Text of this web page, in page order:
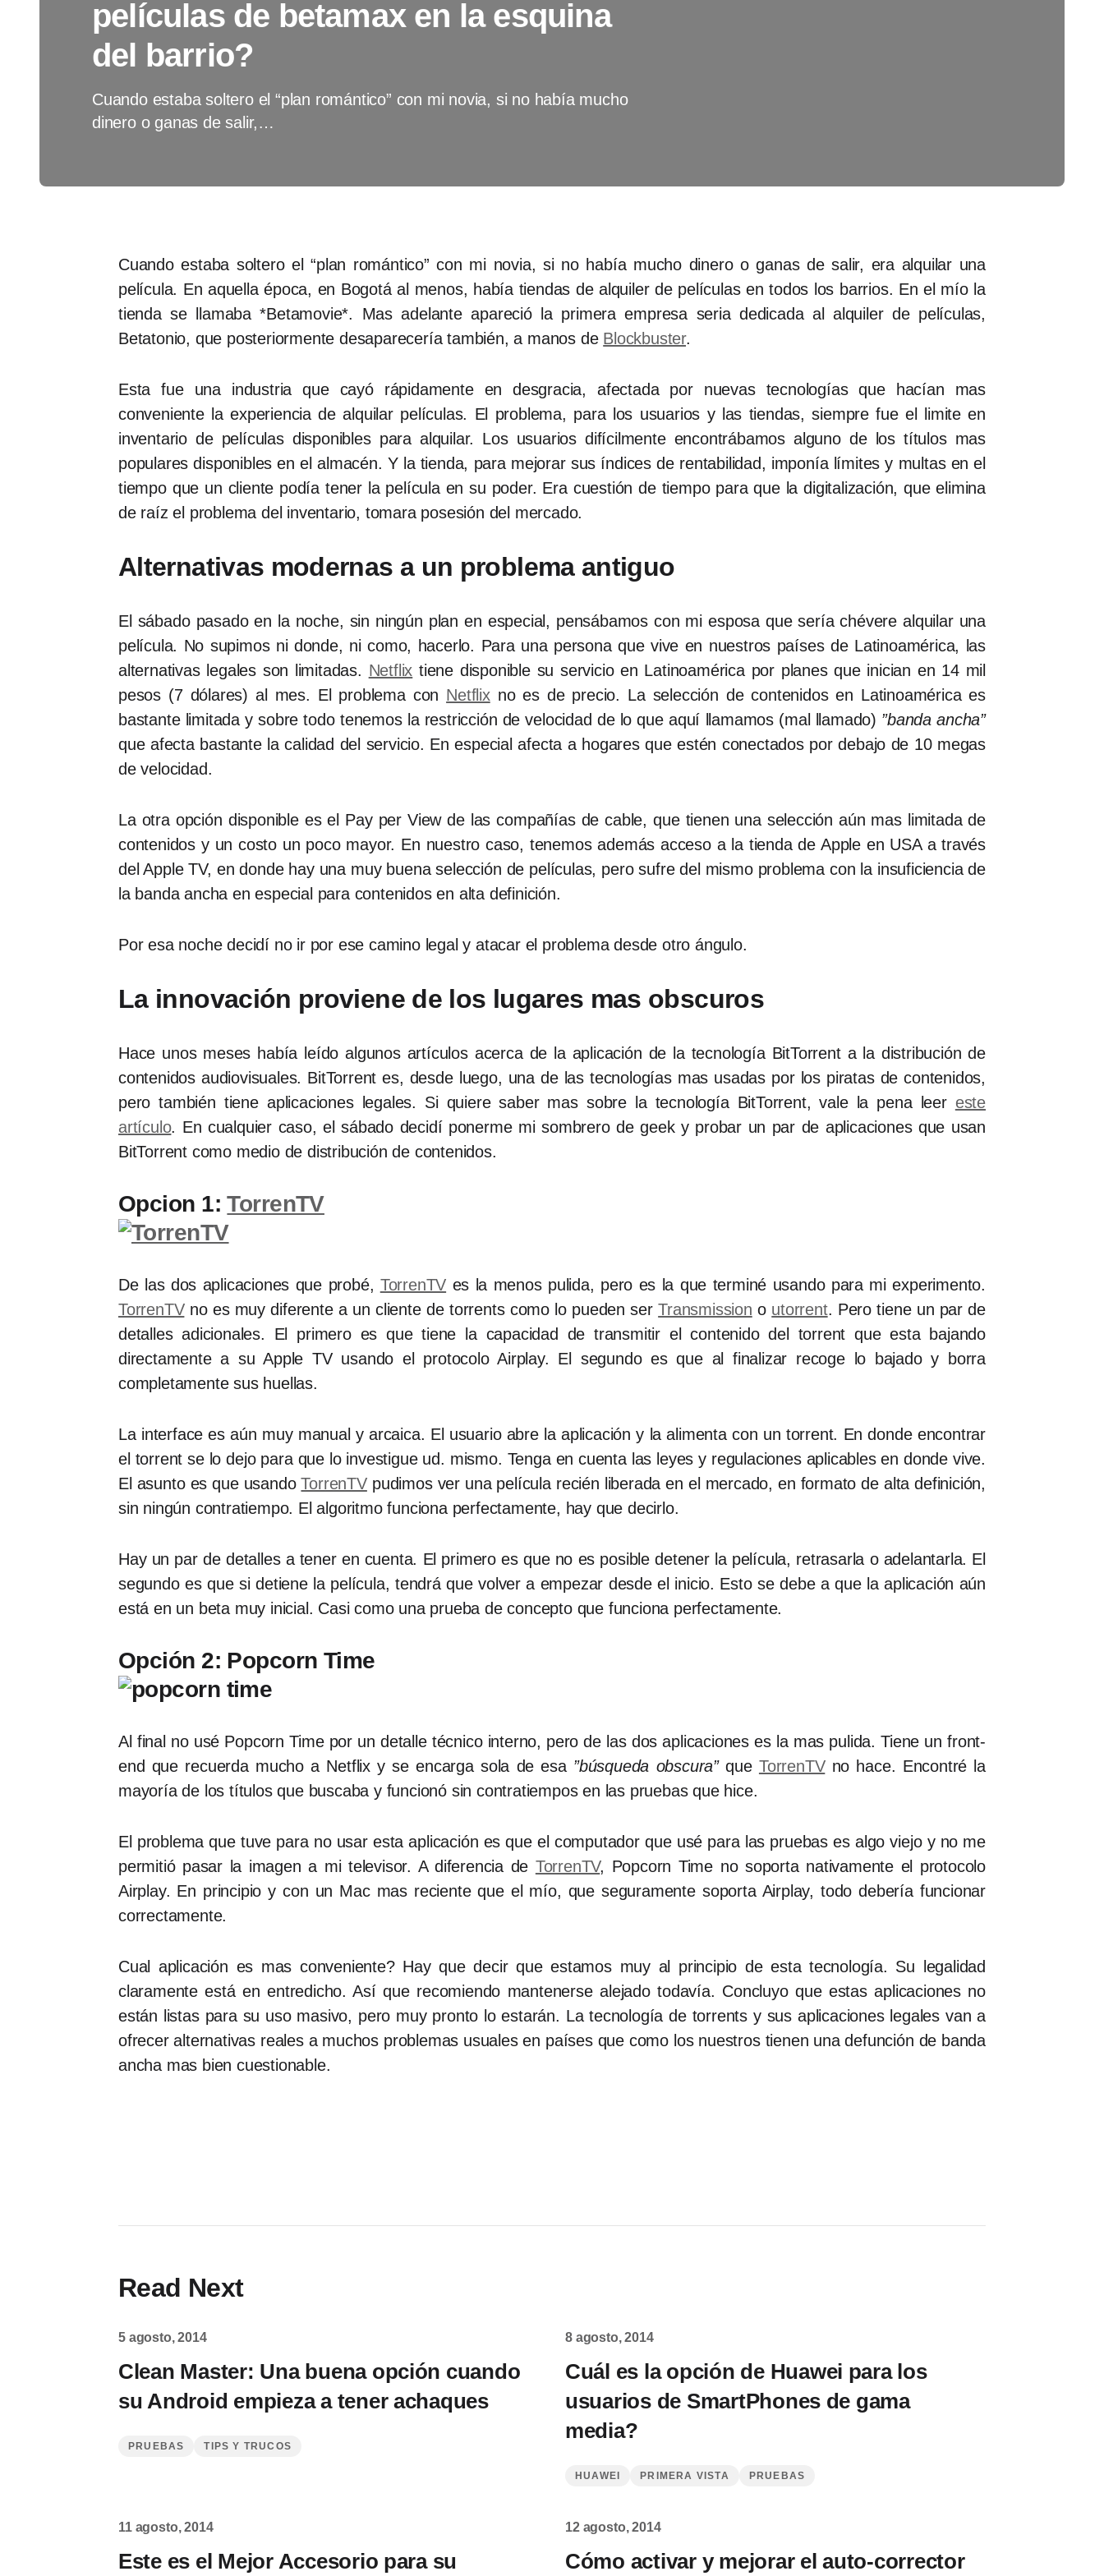
películas de betamax en la esquina
del barrio?
Cuando estaba soltero el “plan romántico” con mi novia, si no había mucho
dinero o ganas de salir,…
Cuando estaba soltero el “plan romántico” con mi novia, si no había mucho dinero o ganas de salir, era alquilar una
película. En aquella época, en Bogotá al menos, había tiendas de alquiler de películas en todos los barrios. En el mío la
tienda se llamaba *Betamovie*. Mas adelante apareció la primera empresa seria dedicada al alquiler de películas,
Betatonio, que posteriormente desaparecería también, a manos de Blockbuster.
Esta fue una industria que cayó rápidamente en desgracia, afectada por nuevas tecnologías que hacían mas
conveniente la experiencia de alquilar películas. El problema, para los usuarios y las tiendas, siempre fue el limite en
inventario de películas disponibles para alquilar. Los usuarios difícilmente encontrábamos alguno de los títulos mas
populares disponibles en el almacén. Y la tienda, para mejorar sus índices de rentabilidad, imponía límites y multas en el
tiempo que un cliente podía tener la película en su poder. Era cuestión de tiempo para que la digitalización, que elimina
de raíz el problema del inventario, tomara posesión del mercado.
Alternativas modernas a un problema antiguo
El sábado pasado en la noche, sin ningún plan en especial, pensábamos con mi esposa que sería chévere alquilar una
película. No supimos ni donde, ni como, hacerlo. Para una persona que vive en nuestros países de Latinoamérica, las
alternativas legales son limitadas. Netflix tiene disponible su servicio en Latinoamérica por planes que inician en 14 mil
pesos (7 dólares) al mes. El problema con Netflixno es de precio. La selección de contenidos en Latinoamérica es
bastante limitada y sobre todo tenemos la restricción de velocidad de lo que aquí llamamos (mal llamado) ”banda ancha”
que afecta bastante la calidad del servicio. En especial afecta a hogares que estén conectados por debajo de 10 megas
de velocidad.
La otra opción disponible es el Pay per View de las compañías de cable, que tienen una selección aún mas limitada de
contenidos y un costo un poco mayor. En nuestro caso, tenemos además acceso a la tienda de Apple en USA a través
del Apple TV, en donde hay una muy buena selección de películas, pero sufre del mismo problema con la insuficiencia de
la banda ancha en especial para contenidos en alta definición.
Por esa noche decidí no ir por ese camino legal y atacar el problema desde otro ángulo.
La innovación proviene de los lugares mas obscuros
Hace unos meses había leído algunos artículos acerca de la aplicación de la tecnología BitTorrent a la distribución de
contenidos audiovisuales. BitTorrent es, desde luego, una de las tecnologías mas usadas por los piratas de contenidos,
pero también tiene aplicaciones legales. Si quiere saber mas sobre la tecnología BitTorrent, vale la pena leer este
artículo. En cualquier caso, el sábado decidí ponerme mi sombrero de geek y probar un par de aplicaciones que usan
BitTorrent como medio de distribución de contenidos.
Opcion 1:TorrenTV
De las dos aplicaciones que probé, TorrenTV es la menos pulida, pero es la que terminé usando para mi experimento.
TorrenTVno es muy diferente a un cliente de torrents como lo pueden serTransmission o utorrent. Pero tiene un par de
detalles adicionales. El primero es que tiene la capacidad de transmitir el contenido del torrent que esta bajando
directamente a su Apple TV usando el protocolo Airplay. El segundo es que al finalizar recoge lo bajado y borra
completamente sus huellas.
La interface es aún muy manual y arcaica. El usuario abre la aplicación y la alimenta con un torrent. En donde encontrar
el torrent se lo dejo para que lo investigue ud. mismo. Tenga en cuenta las leyes y regulaciones aplicables en donde vive.
El asunto es que usandoTorrenTVpudimos ver una película recién liberada en el mercado, en formato de alta definición,
sin ningún contratiempo. El algoritmo funciona perfectamente, hay que decirlo.
Hay un par de detalles a tener en cuenta. El primero es que no es posible detener la película, retrasarla o adelantarla. El
segundo es que si detiene la película, tendrá que volver a empezar desde el inicio. Esto se debe a que la aplicación aún
está en un beta muy inicial. Casi como una prueba de concepto que funciona perfectamente.
Opción 2: Popcorn Time
Al final no usé Popcorn Time por un detalle técnico interno, pero de las dos aplicaciones es la mas pulida. Tiene un front-
end que recuerda mucho a Netflix y se encarga sola de esa ”búsqueda obscura”que TorrenTVno hace. Encontré la
mayoría de los títulos que buscaba y funcionó sin contratiempos en las pruebas que hice.
El problema que tuve para no usar esta aplicación es que el computador que usé para las pruebas es algo viejo y no me
permitió pasar la imagen a mi televisor. A diferencia de TorrenTV, Popcorn Time no soporta nativamente el protocolo
Airplay. En principio y con un Mac mas reciente que el mío, que seguramente soporta Airplay, todo debería funcionar
correctamente.
Cual aplicación es mas conveniente? Hay que decir que estamos muy al principio de esta tecnología. Su legalidad
claramente está en entredicho. Así que recomiendo mantenerse alejado todavía. Concluyo que estas aplicaciones no
están listas para su uso masivo, pero muy pronto lo estarán. La tecnología de torrents y sus aplicaciones legales van a
ofrecer alternativas reales a muchos problemas usuales en países que como los nuestros tienen una defunción de banda
ancha mas bien cuestionable.
Read Next
5 agosto, 2014
Clean Master: Una buena opción cuando
su Android empieza a tener achaques
PRUEBAS TIPS Y TRUCOS
8 agosto, 2014
Cuál es la opción de Huawei para los
usuarios de SmartPhones de gama
media?
HUAWEI PRIMERA VISTA PRUEBAS
11 agosto, 2014
Este es el Mejor Accesorio para su
12 agosto, 2014
Cómo activar y mejorar el auto-corrector